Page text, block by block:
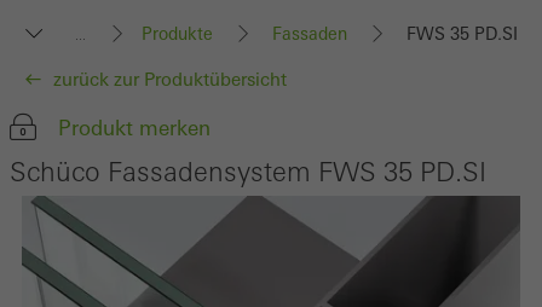
... Produkte Fassaden FWS 35 PD.SI
zurück zur Produktübersicht
Produkt merken
Schüco Fassadensystem FWS 35 PD.SI